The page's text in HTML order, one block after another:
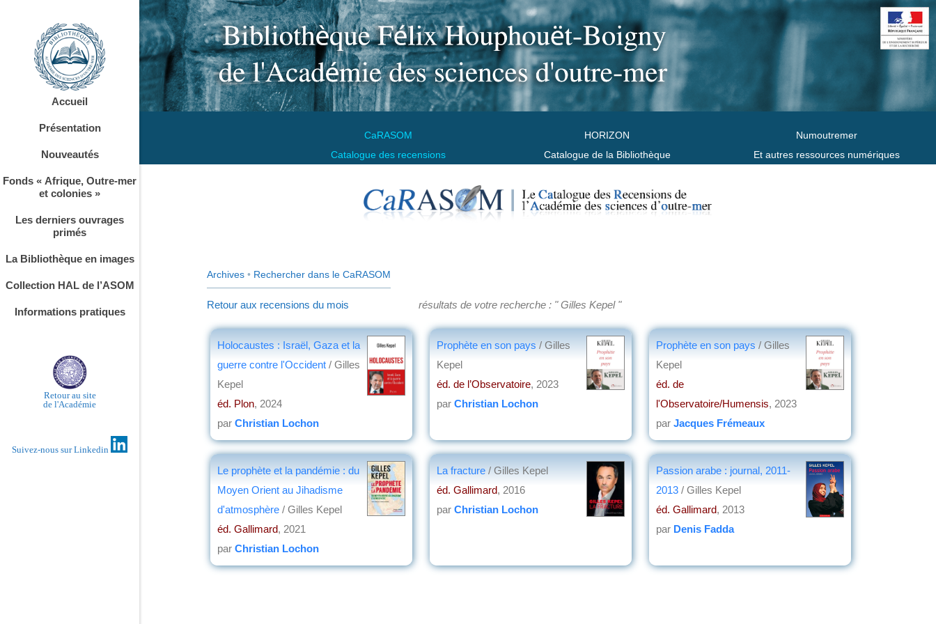
CaRASOM
Catalogue des recensions
HORIZON
Catalogue de la Bibliothèque
Numoutremer
Et autres ressources numériques
Accueil
Présentation
Nouveautés
Fonds « Afrique, Outre-mer
et colonies »
Les derniers ouvrages
primés
La Bibliothèque en images
Collection HAL de l’ASOM
Informations pratiques
Retour au site
de l'Académie
Suivez-nous sur Linkedin
Archives • Rechercher dans le CaRASOM
Retour aux recensions du mois résultats de votre recherche : " Gilles Kepel "
Holocaustes : Israël, Gaza et la
guerre contre l'Occident / Gilles
Kepel
éd. Plon, 2024
par Christian Lochon
Prophète en son pays / Gilles
Kepel
éd. de l’Observatoire, 2023
par Christian Lochon
Prophète en son pays / Gilles
Kepel
éd. de
l'Observatoire/Humensis, 2023
par Jacques Frémeaux
Le prophète et la pandémie : du
Moyen Orient au Jihadisme
d'atmosphère / Gilles Kepel
éd. Gallimard, 2021
par Christian Lochon
La fracture / Gilles Kepel
éd. Gallimard, 2016
par Christian Lochon
Passion arabe : journal, 2011-
2013 / Gilles Kepel
éd. Gallimard, 2013
par Denis Fadda